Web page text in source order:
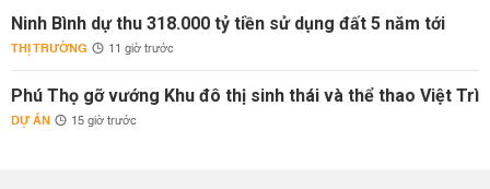
Ninh Bình dự thu 318.000 tỷ tiền sử dụng đất 5 năm tới
THỊ TRƯỜNG 11 giờ trước
Phú Thọ gỡ vướng Khu đô thị sinh thái và thể thao Việt Trì
DỰ ÁN 15 giờ trước